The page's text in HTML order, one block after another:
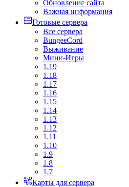
Обновление сайта
Важная информация
Готовые сервера
Все сервера
BungeeCord
Выживание
Мини-Игры
1.19
1.18
1.17
1.16
1.15
1.14
1.13
1.12
1.11
1.10
1.9
1.8
1.7
Карты для сервера